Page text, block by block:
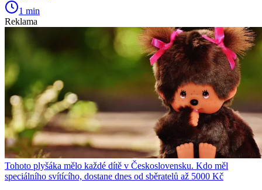
1 min
Reklama
Tohoto plyšáka mělo každé dítě v Československu. Kdo měl
speciálního svítícího, dostane dnes od sběratelů až 5000 Kč